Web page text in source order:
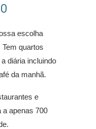
escolha
quartos
diária incluindo
da manhã.
e
apenas 700